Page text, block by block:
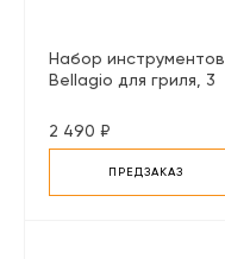
Набор инструментов
Bellagio для гриля, 3
2 490 ₽
ПРЕДЗАКАЗ